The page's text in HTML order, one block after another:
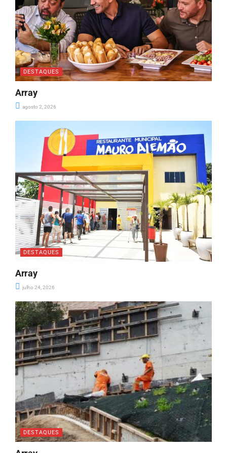
DESTAQUES
Array
agosto 2, 2026
DESTAQUES
Array
julho 24, 2026
DESTAQUES